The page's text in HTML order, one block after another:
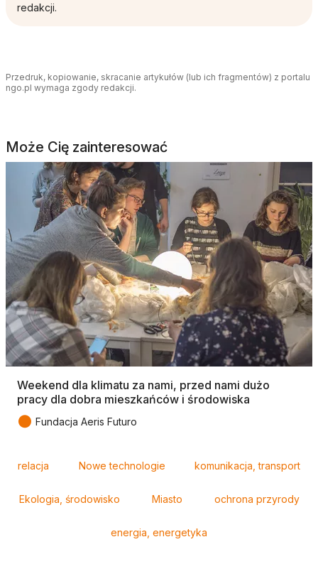
redakcji.
Przedruk, kopiowanie, skracanie artykułów (lub ich fragmentów) z portalu
ngo.pl wymaga zgody redakcji.
Może Cię zainteresować
Weekend dla klimatu za nami, przed nami dużo
pracy dla dobra mieszkańców i środowiska
● Fundacja Aeris Futuro
relacja Nowe technologie komunikacja, transport
Ekologia, środowisko Miasto ochrona przyrody
energia, energetyka